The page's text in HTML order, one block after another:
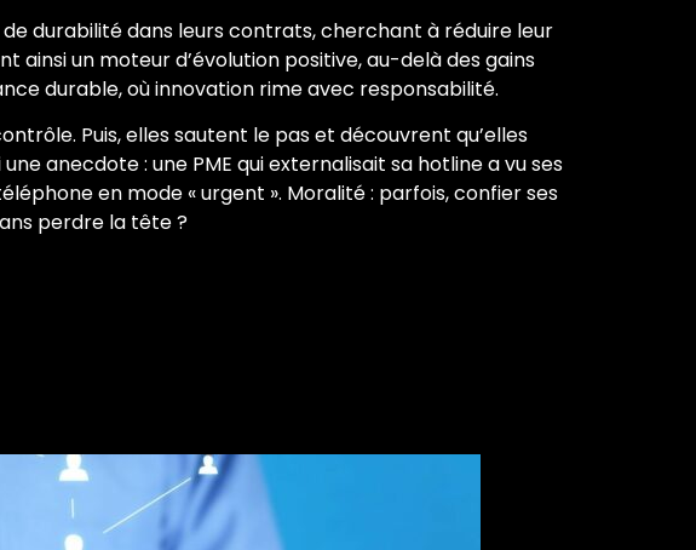
durabilité dans leurs contrats, cherchant à réduire leur
ainsi un moteur d’évolution positive, au-delà des gains
durable, où innovation rime avec responsabilité.
Puis, elles sautent le pas et découvrent qu’elles
anecdote : une PME qui externalisait sa hotline a vu ses
en mode « urgent ». Moralité : parfois, confier ses
perdre la tête ?